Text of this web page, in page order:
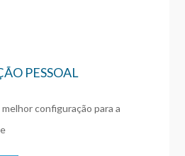
PESSOAL
configuração para a